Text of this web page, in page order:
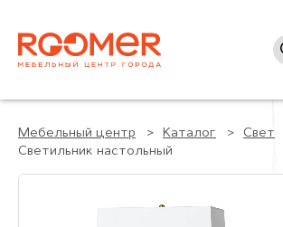
Мебельный центр Каталог
Свет
Светильник настольный